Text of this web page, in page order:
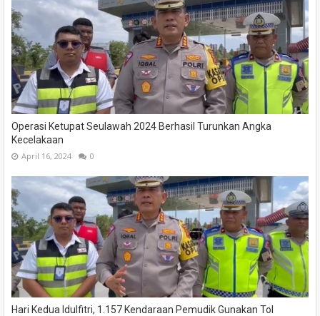
Operasi Ketupat Seulawah 2024 Berhasil Turunkan Angka
Kecelakaan
April 16, 2024 0
Hari Kedua Idulfitri, 1.157 Kendaraan Pemudik Gunakan Tol